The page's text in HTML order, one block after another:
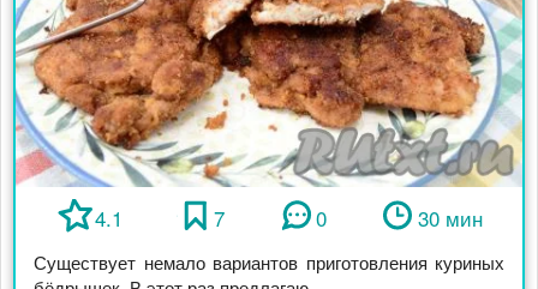
4.1 7 0 30 мин
Существует немало вариантов приготовления куриных